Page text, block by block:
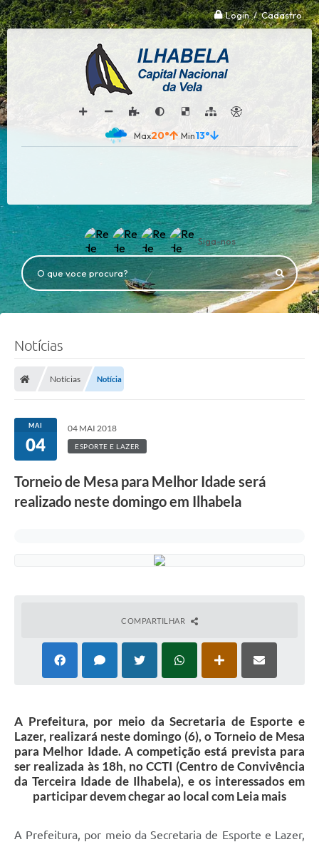
Login / Cadastro
20° 13°
Siga-nos
O que voce procura?
Notícias
Notícias Notícia
MAI
04
04 MAI 2018
ESPORTE E LAZER
Torneio de Mesa para Melhor Idade será
realizado neste domingo em Ilhabela
COMPARTILHAR
A Prefeitura, por meio da Secretaria de Esporte e
Lazer, realizará neste domingo (6), o Torneio de Mesa
para Melhor Idade. A competição está prevista para
ser realizada às 18h, no CCTI (Centro de Convivência
da Terceira Idade de Ilhabela), e os interessados em
participar devem chegar ao local com Leia mais
A Prefeitura, por meio da Secretaria de Esporte e Lazer,